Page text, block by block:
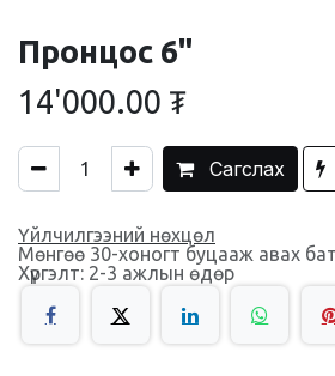
Пронцос 6"
14'000.00 ₮
Сагслах
Үйлчилгээний нөхцөл
Мөнгөө 30-хоногт буцааж авах
Хүргэлт: 2-3 ажлын өдөр